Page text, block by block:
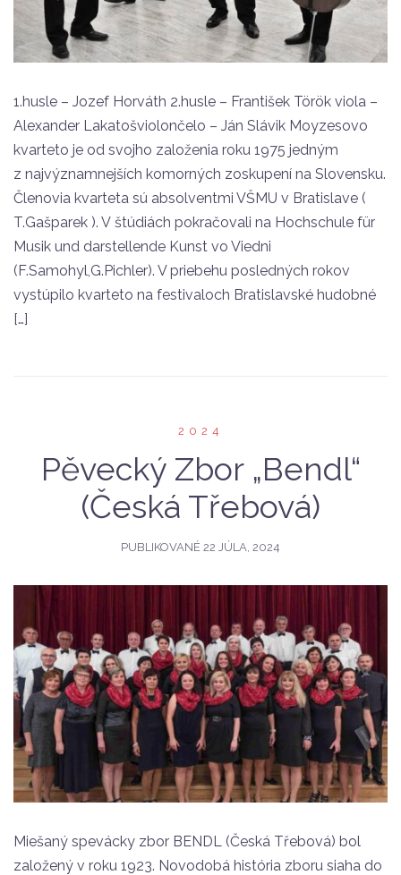
1.husle – Jozef Horváth 2.husle – František Török viola –
Alexander Lakatošviolončelo – Ján Slávik Moyzesovo
kvarteto je od svojho založenia roku 1975 jedným
z najvýznamnejších komorných zoskupení na Slovensku.
Členovia kvarteta sú absolventmi VŠMU v Bratislave (
T.Gašparek ). V štúdiách pokračovali na Hochschule für
Musik und darstellende Kunst vo Viedni
(F.Samohyl,G.Pichler). V priebehu posledných rokov
vystúpilo kvarteto na festivaloch Bratislavské hudobné
[…]
2024
Pěvecký Zbor „Bendl“
(Česká Třebová)
PUBLIKOVANÉ 22 JÚLA, 2024
Miešaný spevácky zbor BENDL (Česká Třebová) bol
založený v roku 1923. Novodobá história zboru siaha do